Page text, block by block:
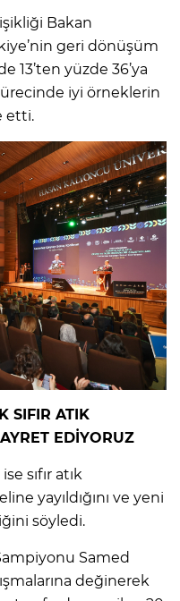
Bakan
geri dönüşüm
13’ten yüzde 36’ya
iyi örneklerin
etti.
SIFIR ATIK
EDİYORUZ
sıfır atık
yayıldığını ve yeni
söyledi.
Samed
değinerek